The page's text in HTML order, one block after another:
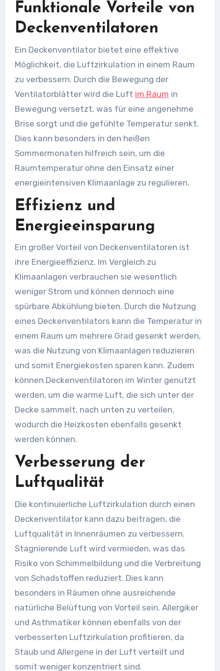
Funktionale Vorteile von
Deckenventilatoren
Ein Deckenventilator bietet eine effektive
Möglichkeit, die Luftzirkulation in einem Raum
zu verbessern. Durch die Bewegung der
Ventilatorblätter wird die Luft im Raum in
Bewegung versetzt, was für eine angenehme
Brise sorgt und die gefühlte Temperatur senkt.
Dies kann besonders in den heißen
Sommermonaten hilfreich sein, um die
Raumtemperatur ohne den Einsatz einer
energieintensiven Klimaanlage zu regulieren.
Effizienz und
Energieeinsparung
Ein großer Vorteil von Deckenventilatoren ist
ihre Energieeffizienz. Im Vergleich zu
Klimaanlagen verbrauchen sie wesentlich
weniger Strom und können dennoch eine
spürbare Abkühlung bieten. Durch die Nutzung
eines Deckenventilators kann die Temperatur in
einem Raum um mehrere Grad gesenkt werden,
was die Nutzung von Klimaanlagen reduzieren
und somit Energiekosten sparen kann. Zudem
können Deckenventilatoren im Winter genutzt
werden, um die warme Luft, die sich unter der
Decke sammelt, nach unten zu verteilen,
wodurch die Heizkosten ebenfalls gesenkt
werden können.
Verbesserung der
Luftqualität
Die kontinuierliche Luftzirkulation durch einen
Deckenventilator kann dazu beitragen, die
Luftqualität in Innenräumen zu verbessern.
Stagnierende Luft wird vermieden, was das
Risiko von Schimmelbildung und die Verbreitung
von Schadstoffen reduziert. Dies kann
besonders in Räumen ohne ausreichende
natürliche Belüftung von Vorteil sein. Allergiker
und Asthmatiker können ebenfalls von der
verbesserten Luftzirkulation profitieren, da
Staub und Allergene in der Luft verteilt und
somit weniger konzentriert sind.